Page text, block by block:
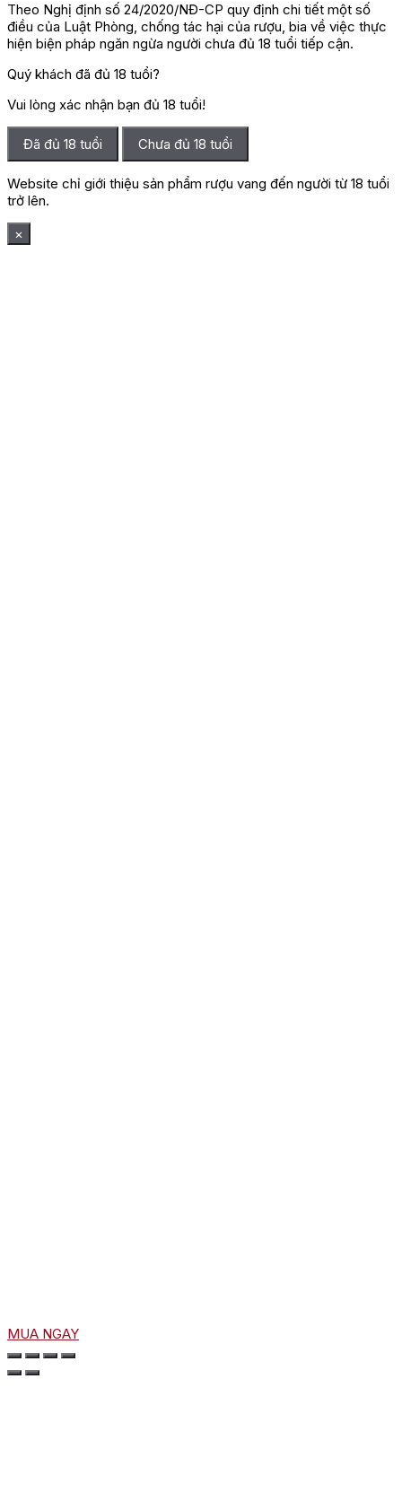
Theo Nghị định số 24/2020/NĐ-CP quy định chi tiết một số
điều của Luật Phòng, chống tác hại của rượu, bia về việc thực
hiện biện pháp ngăn ngừa người chưa đủ 18 tuổi tiếp cận.
Quý khách đã đủ 18 tuổi?
Vui lòng xác nhận bạn đủ 18 tuổi!
Đã đủ 18 tuổi Chưa đủ 18 tuổi
Website chỉ giới thiệu sản phẩm rượu vang đến người từ 18 tuổi
trở lên.
×
MUA NGAY